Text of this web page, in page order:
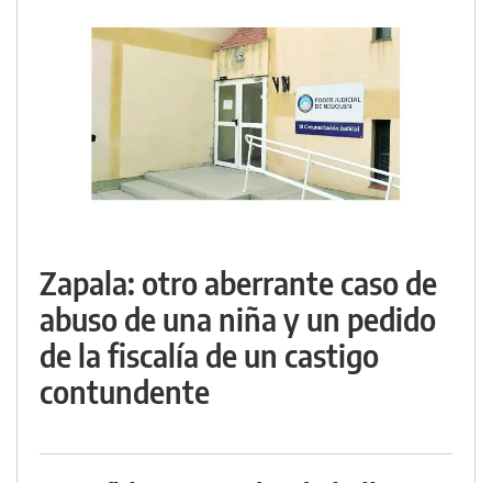
Zapala: otro aberrante caso de
abuso de una niña y un pedido
de la fiscalía de un castigo
contundente